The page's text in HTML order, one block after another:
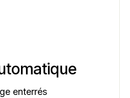
enterrés